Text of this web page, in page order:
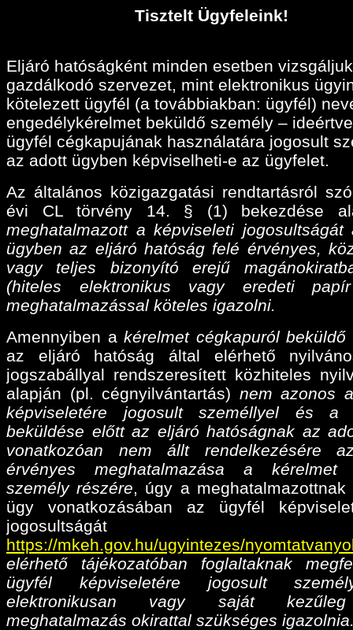
Tisztelt Ügyfeleink!
Eljáró hatóságként minden esetben
gazdálkodó szervezet, mint elektronikus
kötelezett ügyfél (a továbbiakban: ügyfél)
engedélykérelmet beküldő személy –
ügyfél cégkapujának használatára jogosult
az adott ügyben képviselheti-e az ügyfelet.
Az általános közigazgatási rendtartásról
évi CL törvény 14. § (1) bekezdése
meghatalmazott a képviseleti jogosultságát
ügyben az eljáró hatóság felé érvényes,
vagy teljes bizonyító erejű
(hiteles elektronikus vagy eredeti
meghatalmazással köteles igazolni.
Amennyiben akérelmet cégkapuról beküldő
az eljáró hatóság által elérhető
jogszabállyal rendszeresített közhiteles
alapján (pl. cégnyilvántartás) nem azonos
képviseletére jogosult személlyel és a
beküldése előtt az eljáró hatóságnak az
vonatkozóan nem állt rendelkezésére
érvényes meghatalmazása
a kérelmet
személy részére, úgy a meghatalmazottnak
ügy vonatkozásában az ügyfél
https://mkeh.gov.hu/ugyintezes/
elérhető tájékozatóban foglaltaknak
ügyfél képviseletére jogosult
elektronikusan vagy saját
meghatalmazás okirattal szükséges